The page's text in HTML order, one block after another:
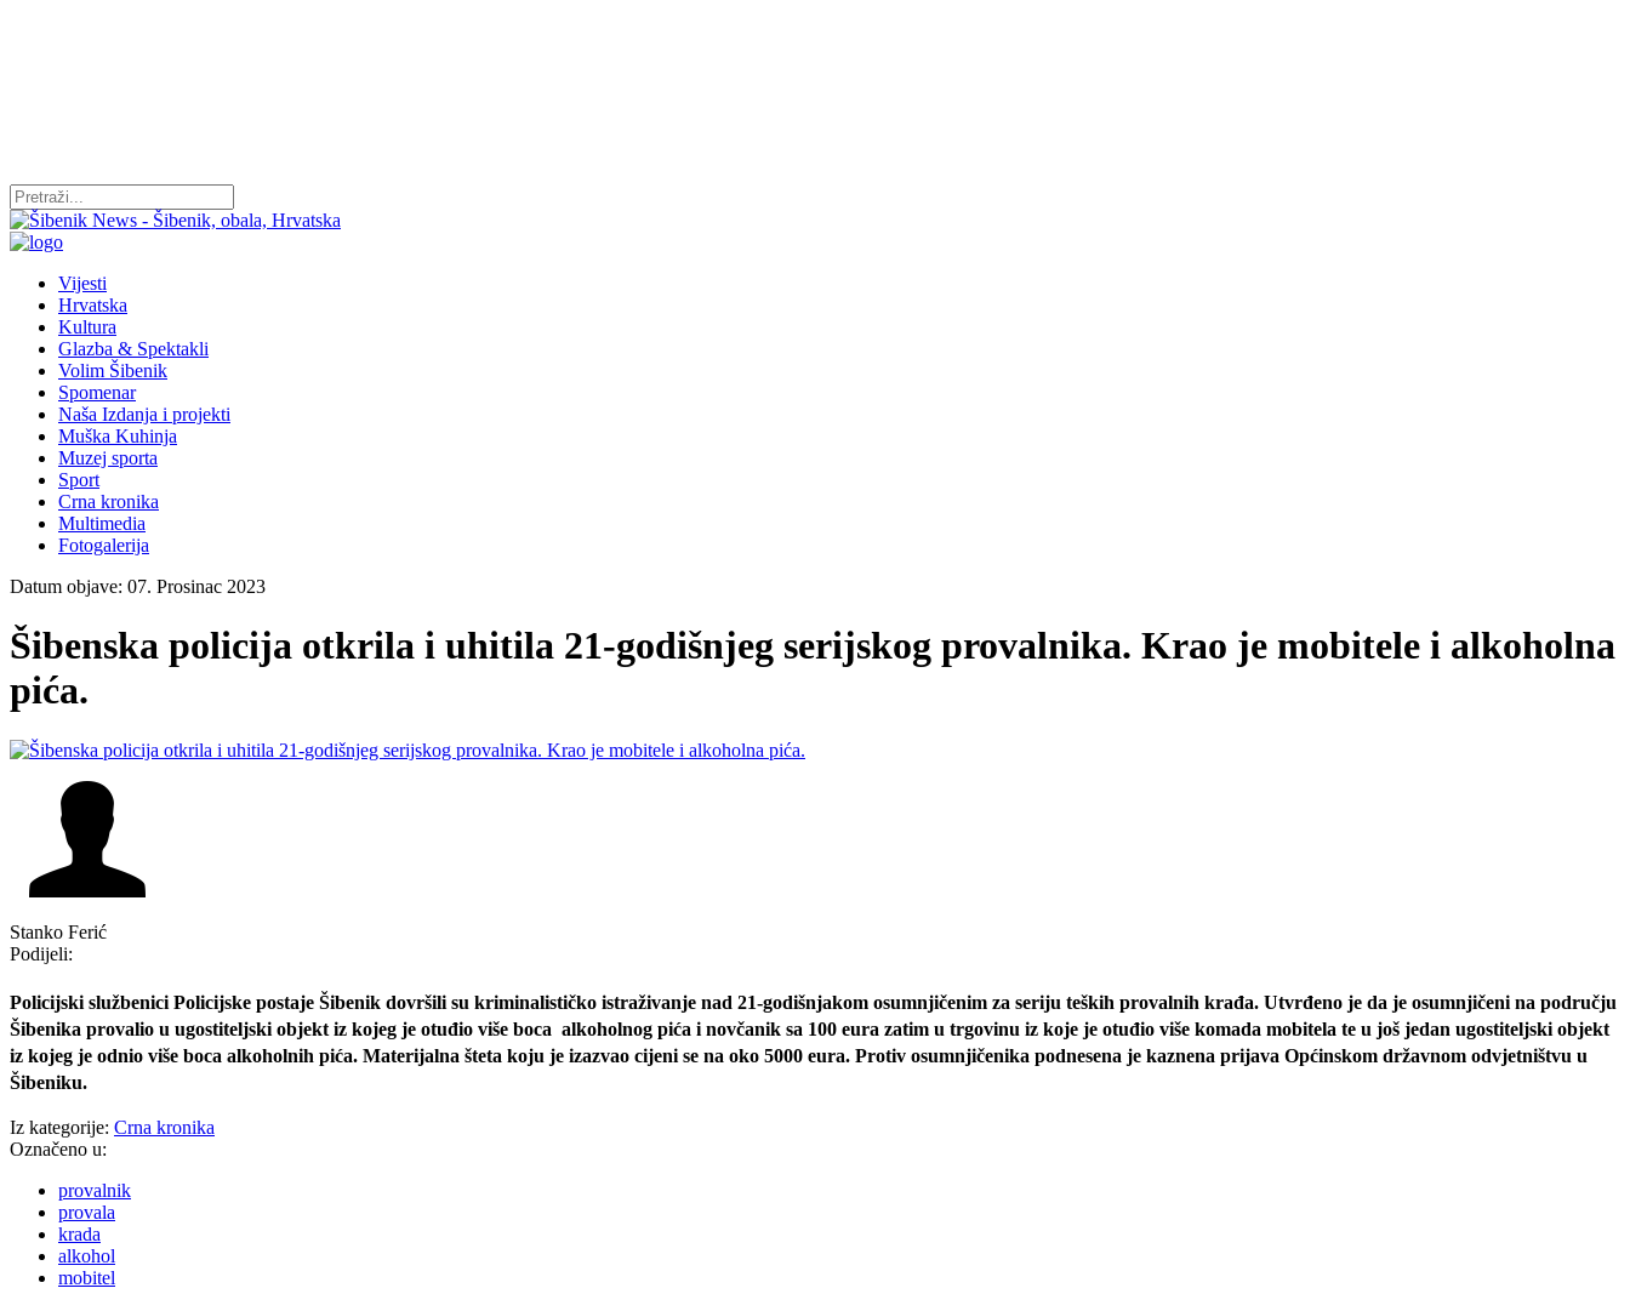
Vijesti
Hrvatska
Kultura
Glazba & Spektakli
Volim Šibenik
Spomenar
Naša Izdanja i projekti
Muška Kuhinja
Muzej sporta
Sport
Crna kronika
Multimedia
Fotogalerija
Datum objave: 07. Prosinac 2023
Šibenska policija otkrila i uhitila 21-godišnjeg serijskog provalnika. Krao je mobitele i alkoholna
pića.
Stanko Ferić
Podijeli:
Policijski službenici Policijske postaje Šibenik dovršili su kriminalističko istraživanje nad 21-godišnjakom osumnjičenim za seriju teških provalnih krađa. Utvrđeno je da je osumnjičeni na području
Šibenika provalio u ugostiteljski objekt iz kojeg je otuđio više boca alkoholnog pića i novčanik sa 100 eura zatim u trgovinu iz koje je otuđio više komada mobitela te u još jedan ugostiteljski objekt
iz kojeg je odnio više boca alkoholnih pića. Materijalna šteta koju je izazvao cijeni se na oko 5000 eura. Protiv osumnjičenika podnesena je kaznena prijava Općinskom državnom odvjetništvu u
Šibeniku.
Iz kategorije: Crna kronika
Označeno u:
provalnik
provala
krada
alkohol
mobitel